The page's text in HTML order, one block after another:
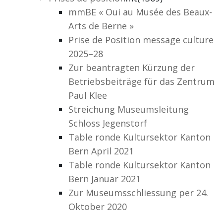
mmBE « Oui au Musée des Beaux-
Arts de Berne »
Prise de Position message culture
2025–28
Zur beantragten Kürzung der
Betriebsbeiträge für das Zentrum
Paul Klee
Streichung Museumsleitung
Schloss Jegenstorf
Table ronde Kultursektor Kanton
Bern April 2021
Table ronde Kultursektor Kanton
Bern Januar 2021
Zur Museumsschliessung per 24.
Oktober 2020